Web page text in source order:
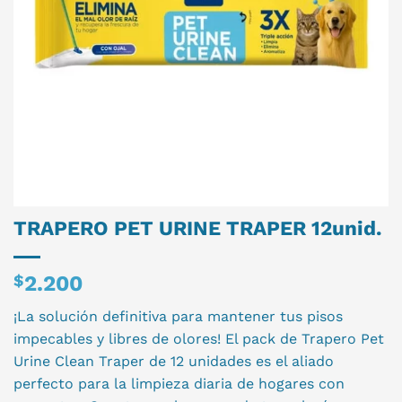
TRAPERO PET URINE TRAPER 12unid.
$2.200
¡La solución definitiva para mantener tus pisos
impecables y libres de olores! El pack de Trapero Pet
Urine Clean Traper de 12 unidades es el aliado
perfecto para la limpieza diaria de hogares con